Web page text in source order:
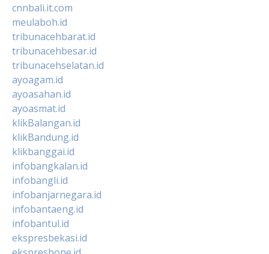
cnnbali.it.com
meulaboh.id
tribunacehbarat.id
tribunacehbesar.id
tribunacehselatan.id
ayoagam.id
ayoasahan.id
ayoasmat.id
klikBalangan.id
klikBandung.id
klikbanggai.id
infobangkalan.id
infobangli.id
infobanjarnegara.id
infobantaeng.id
infobantul.id
ekspresbekasi.id